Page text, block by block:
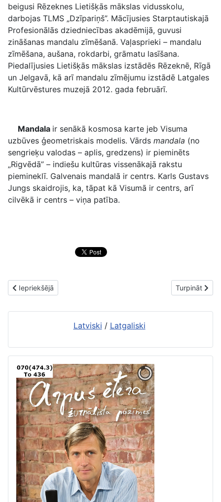
beigusi Rēzeknes Lietišķās mākslas vidusskolu,
darbojas TLMS „Dzīpariņš”. Mācījusies Starptautiskajā
Profesionālās dziedniecības akadēmijā, guvusi
zināšanas mandalu zīmēšanā. Vaļasprieki – mandalu
zīmēšana, aušana, rokdarbi, grāmatu lasīšana.
Piedalījusies Lietišķās mākslas izstādēs Rēzeknē, Rīgā
un Jelgavā, kā arī mandalu zīmējumu izstādē Latgales
Kultūrvēstures muzejā 2012. gada februārī.
Mandala ir senākā kosmosa karte jeb Visuma
uzbūves ģeometriskais modelis. Vārds mandala (no
sengrieķu valodas – aplis, gredzens) ir pieminēts
„Rigvēdā” – indiešu kultūras vissenākajā rakstu
piemineklī. Galvenais mandalā ir centrs. Karls Gustavs
Jungs skaidrojis, ka, tāpat kā Visumā ir centrs, arī
cilvēkā ir centrs – viņa patība.
Iepriekšējais raksts: Skolotāju dienā
Iepriekšējā Nākamais
Turpināt
Latviski / Latgaliski